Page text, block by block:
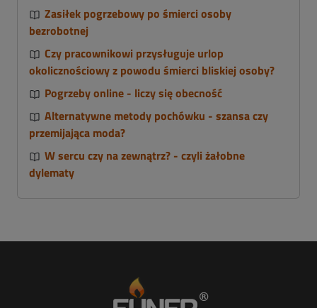
Zasiłek pogrzebowy po śmierci osoby
bezrobotnej
Czy pracownikowi przysługuje urlop
okolicznościowy z powodu śmierci bliskiej osoby?
Pogrzeby online - liczy się obecność
Alternatywne metody pochówku - szansa czy
przemijająca moda?
W sercu czy na zewnątrz? - czyli żałobne
dylematy